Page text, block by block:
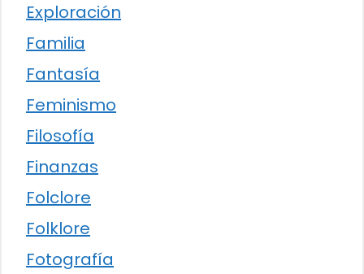
Exploración
Familia
Fantasía
Feminismo
Filosofía
Finanzas
Folclore
Folklore
Fotografía